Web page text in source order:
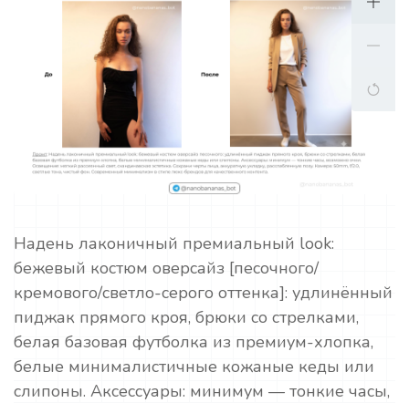
Надень лаконичный премиальный look:
бежевый костюм оверсайз [песочного/
кремового/светло-серого оттенка]: удлинённый
пиджак прямого кроя, брюки со стрелками,
белая базовая футболка из премиум-хлопка,
белые минималистичные кожаные кеды или
слипоны. Аксессуары: минимум — тонкие часы,